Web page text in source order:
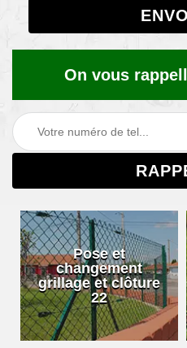
On vous
Pose et
changement
grillage et clôture
22